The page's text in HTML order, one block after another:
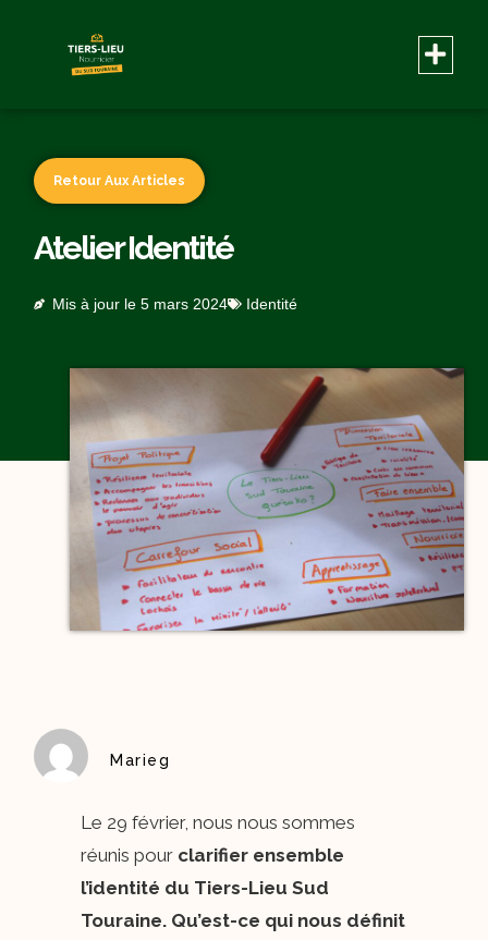
Retour Aux Articles
Atelier Identité
Mis à jour le 5 mars 2024 Identité
Marieg
Le 29 février, nous nous sommes
réunis pour clarifier ensemble
l’identité du Tiers-Lieu Sud
Touraine. Qu’est-ce qui nous définit